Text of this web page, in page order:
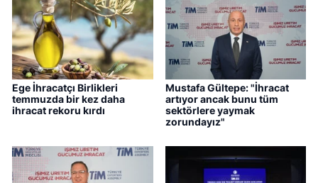
Ege İhracatçı Birlikleri
temmuzda bir kez daha
ihracat rekoru kırdı
Mustafa Gültepe: "İhracat
artıyor ancak bunu tüm
sektörlere yaymak
zorundayız"